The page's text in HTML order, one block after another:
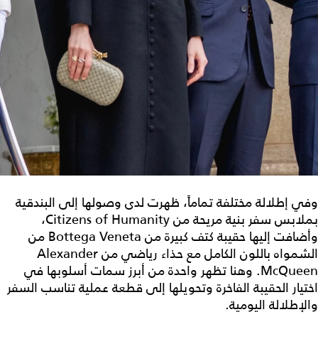
وفي إطلالة مختلفة تماماً، ظهرت لدى وصولها إلى البندقية
بملابس سفر بنية مريحة من Citizens of Humanity،
وأضافت إليها حقيبة كتف كبيرة من Bottega Veneta من
الشمواه باللون الكامل مع حذاء رياضي من Alexander
McQueen. وهنا تظهر واحدة من أبرز سمات أسلوبها في
اختيار الحقيبة الفاخرة وتحويلها إلى قطعة عملية تناسب السفر
والإطلالة اليومية.